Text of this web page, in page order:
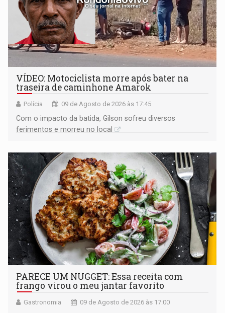
VÍDEO: Motociclista morre após bater na
traseira de caminhone Amarok
Polícia 09 de Agosto de 2026 às 17:45
​Com o impacto da batida, Gilson sofreu diversos
ferimentos e morreu no local
PARECE UM NUGGET: Essa receita com
frango virou o meu jantar favorito
Gastronomia 09 de Agosto de 2026 às 17:00